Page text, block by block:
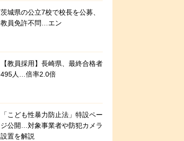
茨城県の公立7校で校長を公募、
教員免許不問…エン
【教員採用】長崎県、最終合格者
495人…倍率2.0倍
「こども性暴力防止法」特設ペー
ジ公開…対象事業者や防犯カメラ
設置を解説